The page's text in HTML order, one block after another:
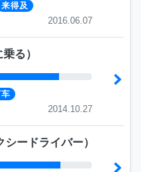
来得及
2016.06.07
乗る）
2014.10.27
シードライバー）